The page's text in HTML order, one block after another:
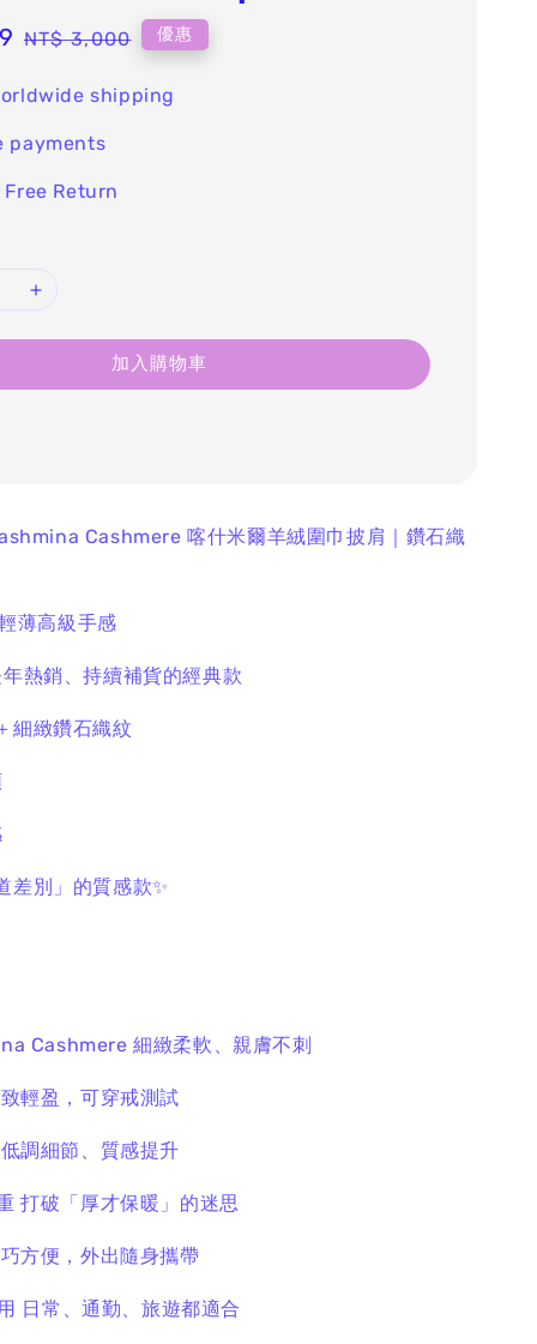
Regular
NT$ 3,000 優惠
shipping
payments
Free Return
加入購物車
Cashmere喀什米爾羊絨圍巾披肩｜鑽石織
薄高級手感
熱銷、持續補貨的經典款
細緻鑽石織紋
差別」的質感款✨
Cashmere細緻柔軟、親膚不刺
輕盈，可穿戒測試
低調細節、質感提升
打破「厚才保暖」的迷思
方便，外出隨身攜帶
日常、通勤、旅遊都適合